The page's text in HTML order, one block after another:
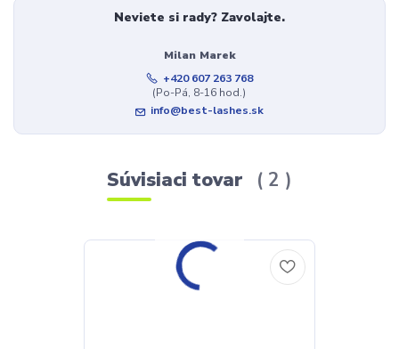
Neviete si rady? Zavolajte.
Milan Marek
+420 607 263 768
(Po-Pá, 8-16 hod.)
info@best-lashes.sk
Súvisiaci tovar 2